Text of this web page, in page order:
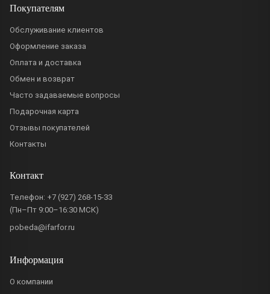
Покупателям
Обслуживание клиентов
Оформление заказа
Оплата и доставка
Обмен и возврат
Часто задаваемые вопросы
Подарочная карта
Отзывы покупателей
Контакты
Контакт
Телефон: +7 (927) 268-15-33
(Пн–Пт 9:00–16:30 МСК)
pobeda@ifarfor.ru
Информация
О компании